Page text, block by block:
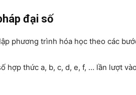
đại số
phương trình hóa học theo các
hợp thức a, b, c, d, e, f, … lần lượt